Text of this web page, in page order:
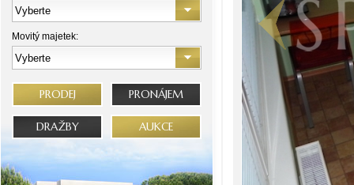
Movitý majetek:
PRODEJ PRONÁJEM
DRAŽBY AUKCE